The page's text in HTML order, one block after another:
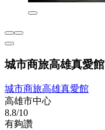
城市商旅高雄真愛館
城市商旅高雄真愛館
高雄市中心
8.8/10
有夠讚